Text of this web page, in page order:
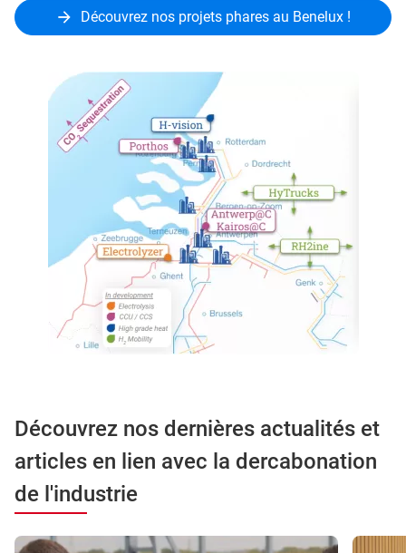
Découvrez nos projets phares au Benelux !
Découvrez nos dernières actualités et
articles en lien avec la dercabonation
de l'industrie